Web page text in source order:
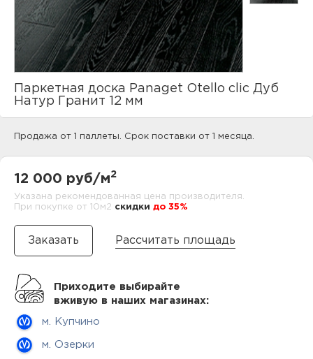
Паркетная доска Panaget Otello clic Дуб
Натур Гранит 12 мм
Продажа от 1 паллеты. Срок поставки от 1 месяца.
12 000 руб/м2
Указана рекомендованная цена производителя.
При покупке от 10м2 cкидки до 35%
Рассчитать площадь
Приходите выбирайте
вживую в наших магазинах:
м. Купчино
м. Озерки